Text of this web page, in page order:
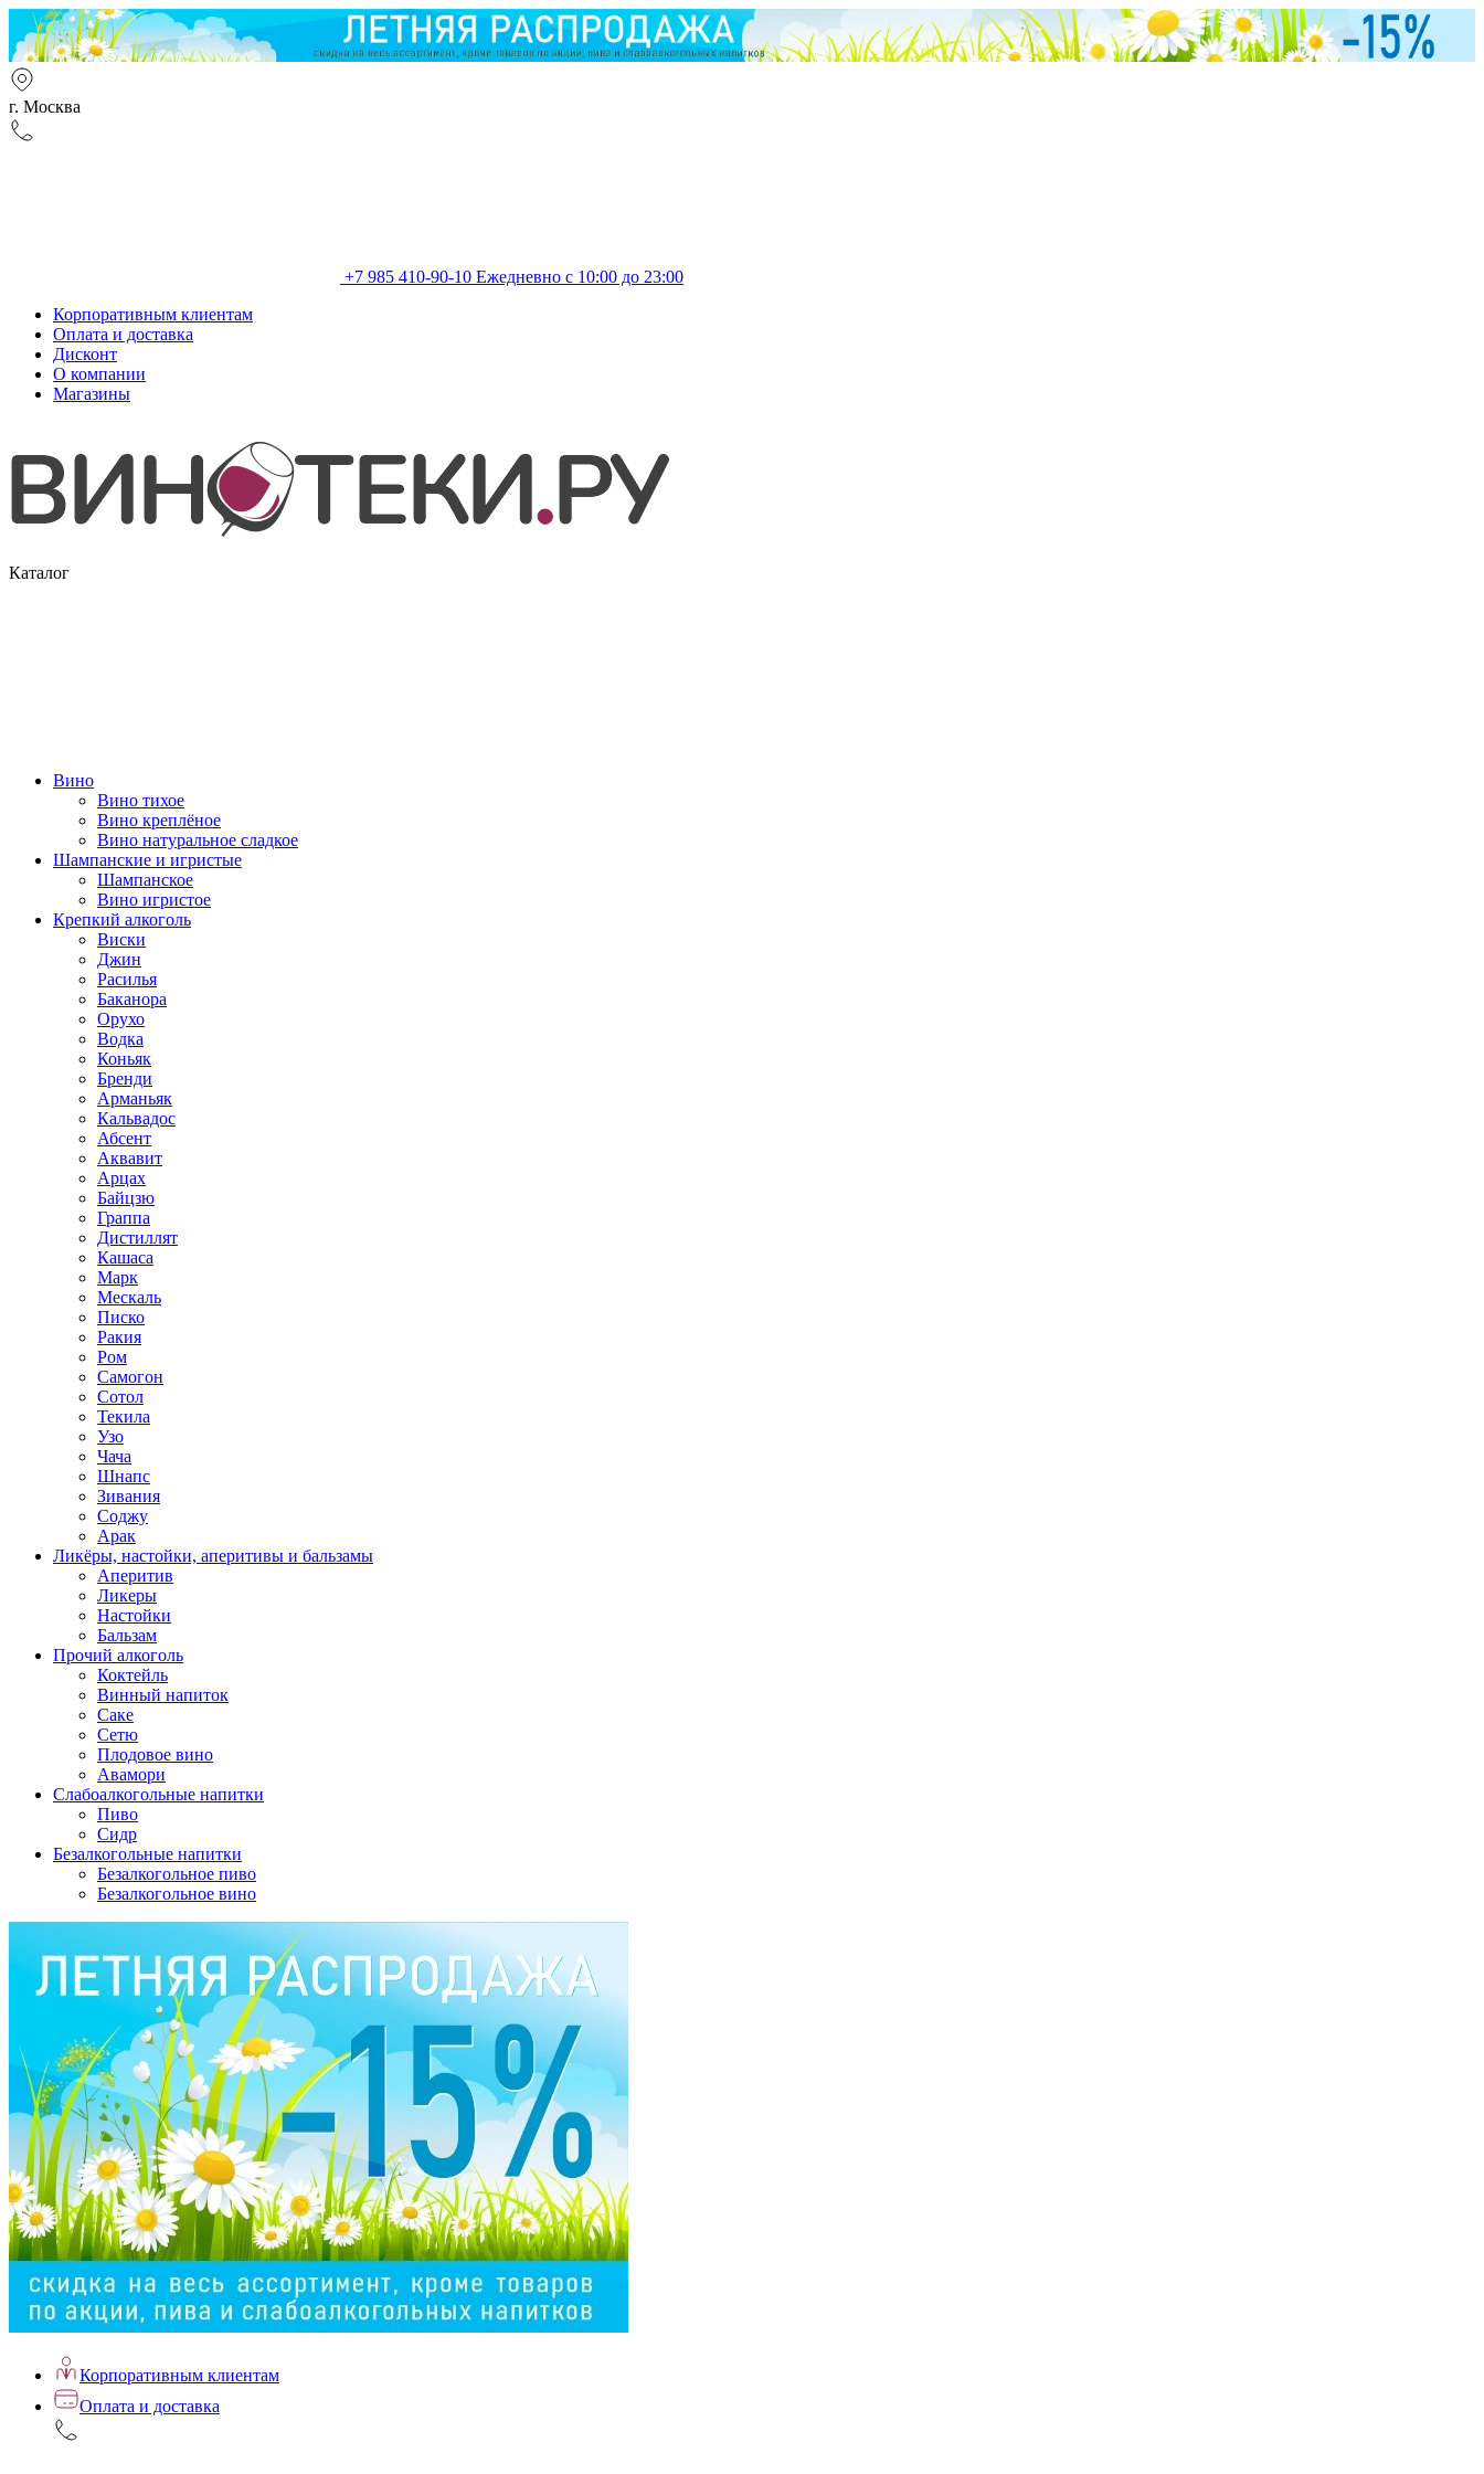
г. Москва
+7 985 410-90-10 Ежедневно с 10:00 до 23:00
Корпоративным клиентам
Оплата и доставка
Дисконт
О компании
Магазины
Каталог
Вино
Вино тихое
Вино креплёное
Вино натуральное сладкое
Шампанские и игристые
Шампанское
Вино игристое
Крепкий алкоголь
Виски
Джин
Расилья
Баканора
Орухо
Водка
Коньяк
Бренди
Арманьяк
Кальвадос
Абсент
Аквавит
Арцах
Байцзю
Граппа
Дистиллят
Кашаса
Марк
Мескаль
Писко
Ракия
Ром
Самогон
Сотол
Текила
Узо
Чача
Шнапс
Зивания
Соджу
Арак
Ликёры, настойки, аперитивы и бальзамы
Аперитив
Ликеры
Настойки
Бальзам
Прочий алкоголь
Коктейль
Винный напиток
Саке
Сетю
Плодовое вино
Авамори
Слабоалкогольные напитки
Пиво
Сидр
Безалкогольные напитки
Безалкогольное пиво
Безалкогольное вино
Корпоративным клиентам
Оплата и доставка